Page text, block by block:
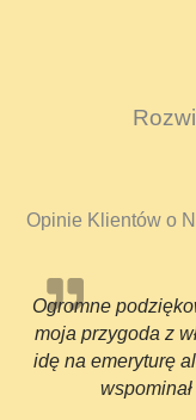
Opinie Klientów o
Ogromne
moja przygoda z
idę na emeryturę